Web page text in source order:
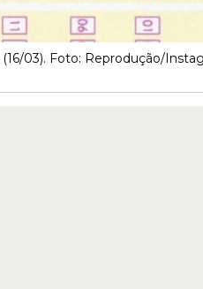
03). Foto: Reprodução/